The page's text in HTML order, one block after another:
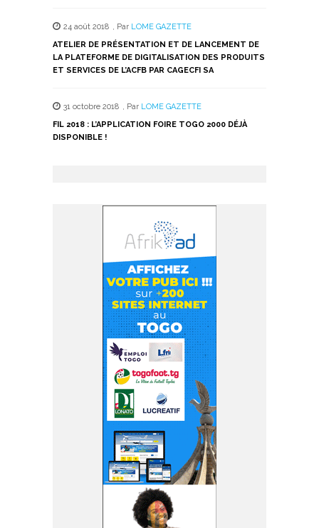
24 août 2018 , Par LOME GAZETTE
ATELIER DE PRÉSENTATION ET DE LANCEMENT DE
LA PLATEFORME DE DIGITALISATION DES PRODUITS
ET SERVICES DE L’ACFB PAR CAGECFI SA
31 octobre 2018 , Par LOME GAZETTE
FIL 2018 : L’APPLICATION FOIRE TOGO 2000 DÉJÀ
DISPONIBLE !